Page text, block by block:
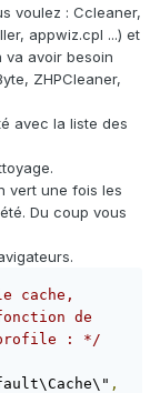
voulez : Ccleaner,
appwiz.cpl ...) et
va avoir besoin
ZHPCleaner,
avec la liste des
vert une fois les
Du coup vous
cache,
de
profile : */
,